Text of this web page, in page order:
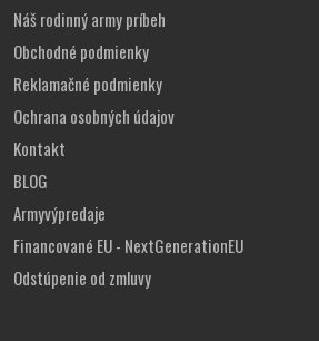
Náš rodinný army príbeh
Obchodné podmienky
Reklamačné podmienky
Ochrana osobných údajov
Kontakt
BLOG
Armyvýpredaje
Financované EU - NextGenerationEU
Odstúpenie od zmluvy